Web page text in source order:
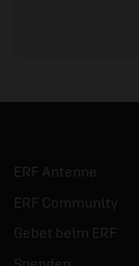
ERF Antenne
ERF Community
Gebet beim ERF